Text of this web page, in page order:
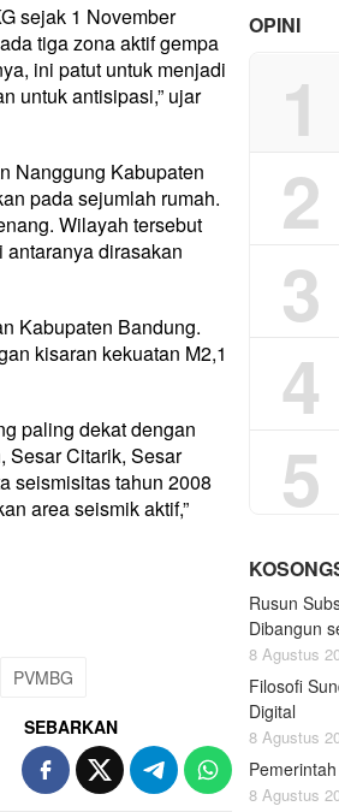
sejak 1 November
tiga zona aktif gempa
ini patut untuk menjadi
untuk antisipasi,” ujar
Nanggung Kabupaten
pada sejumlah rumah.
Wilayah tersebut
dirasakan
Kabupaten Bandung.
kisaran kekuatan M2,1
paling dekat dengan
Sesar Citarik, Sesar
seismisitas tahun 2008
area seismik aktif,”
PVMBG
SEBARKAN
OPINI
1
2
3
4
5
Rusun
Dibangun
8 Agustus
Filosofi
Digital
8 Agustus
8 Agustus